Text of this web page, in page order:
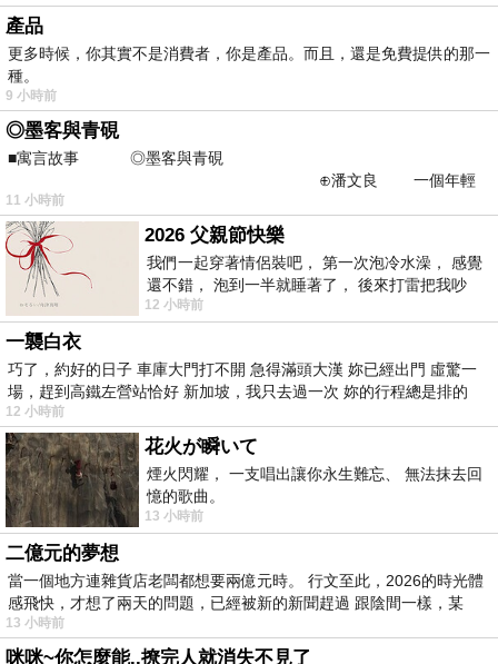
產品
更多時候，你其實不是消費者，你是產品。而且，還是免費提供的那一
種。
9 小時前
◎墨客與青硯
■寓言故事 ◎墨客與青硯
⊕潘文良 一個年輕
的墨客，在京城的古玩肆裡
11 小時前
2026 父親節快樂
我們一起穿著情侶裝吧， 第一次泡冷水澡， 感覺
還不錯， 泡到一半就睡著了， 後來打雷把我吵
醒， 手
12 小時前
一襲白衣
巧了，約好的日子 車庫大門打不開 急得滿頭大漢 妳已經出門 虛驚一
場，趕到高鐵左營站恰好 新加坡，我只去過一次 妳的行程總是排的
12 小時前
花火が瞬いて
煙火閃耀， 一支唱出讓你永生難忘、 無法抹去回
憶的歌曲。
13 小時前
二億元的夢想
當一個地方連雜貨店老闆都想要兩億元時。 行文至此，2026的時光體
感飛快，才想了兩天的問題，已經被新的新聞趕過 跟陰間一樣，某
13 小時前
咪咪~你怎麼能..撩完人就消失不見了